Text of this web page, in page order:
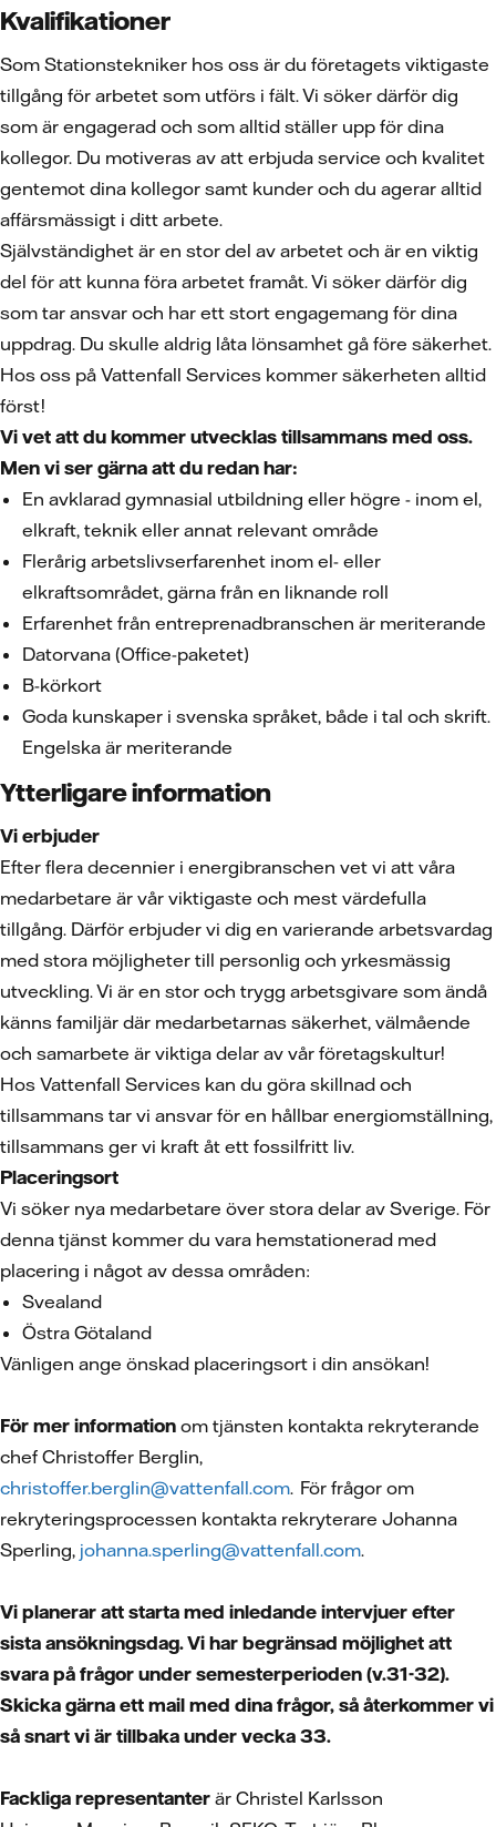
Kvalifikationer
Som Stationstekniker hos oss är du företagets viktigaste
tillgång för arbetet som utförs i fält. Vi söker därför dig
som är engagerad och som alltid ställer upp för dina
kollegor. Du motiveras av att erbjuda service och kvalitet
gentemot dina kollegor samt kunder och du agerar alltid
affärsmässigt i ditt arbete.
Självständighet är en stor del av arbetet och är en viktig
del för att kunna föra arbetet framåt. Vi söker därför dig
som tar ansvar och har ett stort engagemang för dina
uppdrag. Du skulle aldrig låta lönsamhet gå före säkerhet.
Hos oss på Vattenfall Services kommer säkerheten alltid
först!
Vi vet att du kommer utvecklas tillsammans med oss.
Men vi ser gärna att du redan har:
En avklarad gymnasial utbildning eller högre - inom el,
elkraft, teknik eller annat relevant område
Flerårig arbetslivserfarenhet inom el- eller
elkraftsområdet, gärna från en liknande roll
Erfarenhet från entreprenadbranschen är meriterande
Datorvana (Office-paketet)
B-körkort
Goda kunskaper i svenska språket, både i tal och skrift.
Engelska är meriterande
Ytterligare information
Vi erbjuder
Efter flera decennier i energibranschen vet vi att våra
medarbetare är vår viktigaste och mest värdefulla
tillgång. Därför erbjuder vi dig en varierande arbetsvardag
med stora möjligheter till personlig och yrkesmässig
utveckling. Vi är en stor och trygg arbetsgivare som ändå
känns familjär där medarbetarnas säkerhet, välmående
och samarbete är viktiga delar av vår företagskultur!
Hos Vattenfall Services kan du göra skillnad och
tillsammans tar vi ansvar för en hållbar energiomställning,
tillsammans ger vi kraft åt ett fossilfritt liv.
Placeringsort
Vi söker nya medarbetare över stora delar av Sverige. För
denna tjänst kommer du vara hemstationerad med
placering i något av dessa områden:
Svealand
Östra Götaland
Vänligen ange önskad placeringsort i din ansökan!
För mer information om tjänsten kontakta rekryterande
chef Christoffer Berglin,
christoffer.berglin@vattenfall.com. För frågor om
rekryteringsprocessen kontakta rekryterare Johanna
Sperling, johanna.sperling@vattenfall.com.
Vi planerar att starta med inledande intervjuer efter
sista ansökningsdag. Vi har begränsad möjlighet att
svara på frågor under semesterperioden (v.31-32).
Skicka gärna ett mail med dina frågor, så återkommer vi
så snart vi är tillbaka under vecka 33.
Fackliga representanter är Christel Karlsson